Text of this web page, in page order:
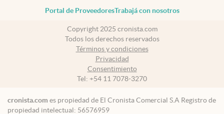
Portal de ProveedoresTrabajá con nosotros
Copyright 2025 cronista.com
Todos los derechos reservados
Términos y condiciones
Privacidad
Consentimiento
Tel: +54 11 7078-3270
cronista.com es propiedad de El Cronista Comercial S.A Registro de
propiedad intelectual: 56576959